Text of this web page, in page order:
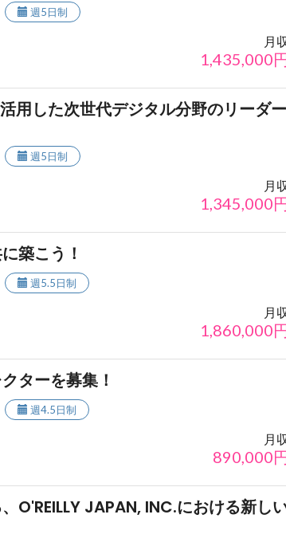
週5日制
月
1,435,000
用した次世代デジタル分野のリーダー
週5日制
月
1,345,000
築こう！
週5.5日制
月
1,860,000
ターを募集！
週4.5日制
月
890,000
O'REILLY JAPAN, INC.における新し